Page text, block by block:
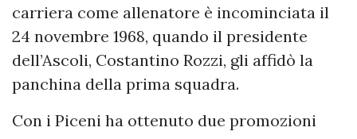
carriera come allenatore è incominciata il
24 novembre 1968, quando il presidente
dell’Ascoli, Costantino Rozzi, gli affidò la
panchina della prima squadra.
Con i Piceni ha ottenuto due promozioni